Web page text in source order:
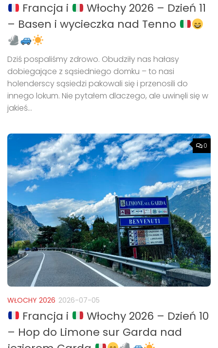
Francja i
Włochy 2026 – Dzień 11
– Basen i wycieczka nad Tenno
Dziś pospaliśmy zdrowo. Obudziły nas hałasy
dobiegające z sąsiedniego domku – to nasi
holenderscy sąsiedzi pakowali się i przenosili do
innego lokum. Nie pytałem dlaczego, ale uwinęli się w
jakieś...
0
WŁOCHY 2026 2026-07-05
Francja i
Włochy 2026 – Dzień 10
– Hop do Limone sur Garda nad